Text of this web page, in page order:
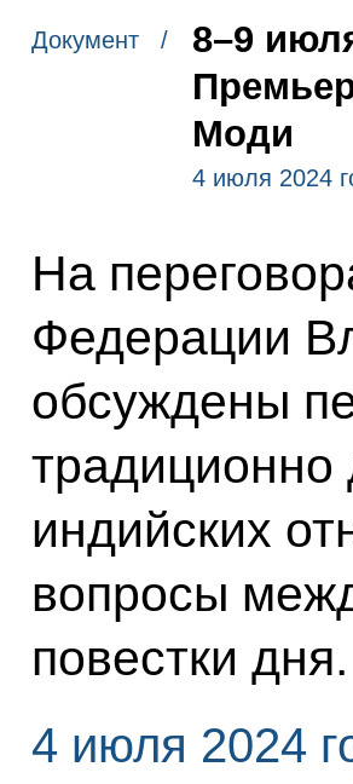
Документ /
8–9
Моди
4 июля 2024
На
Федерации
обсуждены
традиционно
индийских
вопросы
повестки дня.
4 июля 2024